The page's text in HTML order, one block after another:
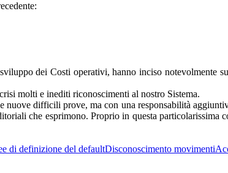
dei Costi operativi, hanno inciso notevolmente
molti e inediti riconoscimenti al nostro Sistema.
difficili prove, ma con una responsabilità
che esprimono. Proprio in questa particolarissima
di definizione del defaultDisconoscimento movimenti